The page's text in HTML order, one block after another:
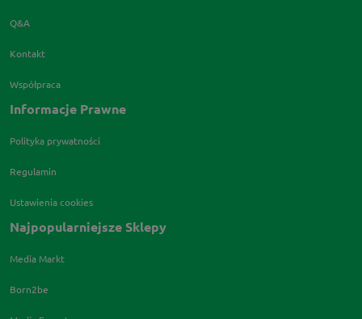
Q&A
Kontakt
Współpraca
Informacje Prawne
Polityka prywatności
Regulamin
Ustawienia cookies
Najpopularniejsze Sklepy
Media Markt
Born2be